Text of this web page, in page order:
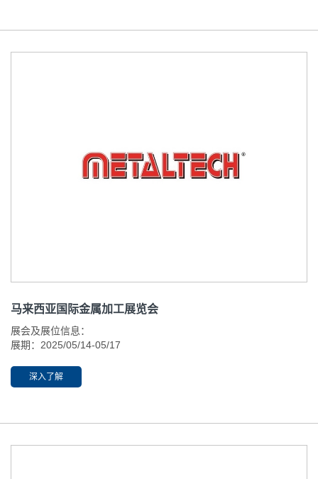
马来西亚国际金属加工展览会
展会及展位信息：
展期：2025/05/14-05/17
举办地址：吉隆坡
展位：L1-4309
深入了解